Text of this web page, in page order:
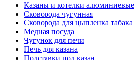
Казаны и котелки алюминиевые
Сковорода чугунная
Сковорода для цыпленка табака
Медная посуда
Чугунок для печи
Печь для казана
Подставки под казан